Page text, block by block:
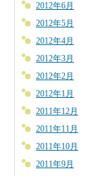
2012年6月
2012年5月
2012年4月
2012年3月
2012年2月
2012年1月
2011年12月
2011年11月
2011年10月
2011年9月